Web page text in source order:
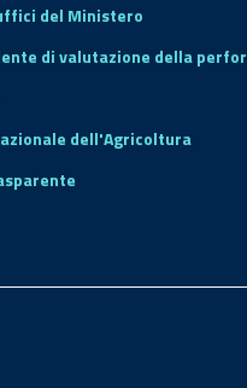
del Ministero
di valutazione della
dell'Agricoltura